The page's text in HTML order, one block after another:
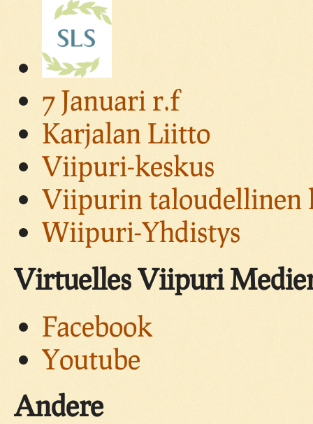
7 Januari r.f
Karjalan Liitto
Viipuri-keskus
Viipurin taloudellinen
Wiipuri-Yhdistys
Virtuelles Viipuri
Facebook
Youtube
Andere